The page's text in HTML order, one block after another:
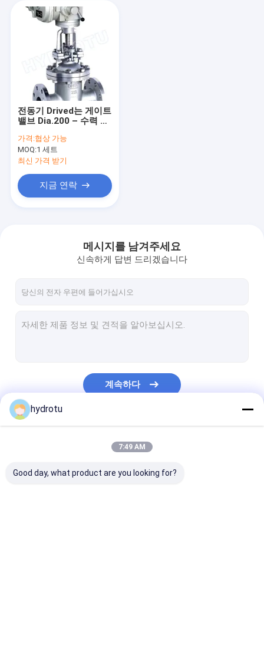
펠톤 수력 터빈
카플란 수력 터빈
프랜시스 수력 터빈
전구 수력 터빈
Turgo 수력 터빈
S 형식 터빈
프랜시스 터빈 러너
플랜지 게이트 밸브
수력 터빈 조속기
전동기 Drived는 게이트
밸브 Dia.200 – 수력 전
를 가진 플랜지를 붙였
습니다
가격:협상 가능
MOQ:1 세트
최신 가격 받기
지금 연락
메시지를 남겨주세요
신속하게 답변 드리겠습니다
계속하다
hydrotu
7:49 AM
Good day, what product are you looking for?